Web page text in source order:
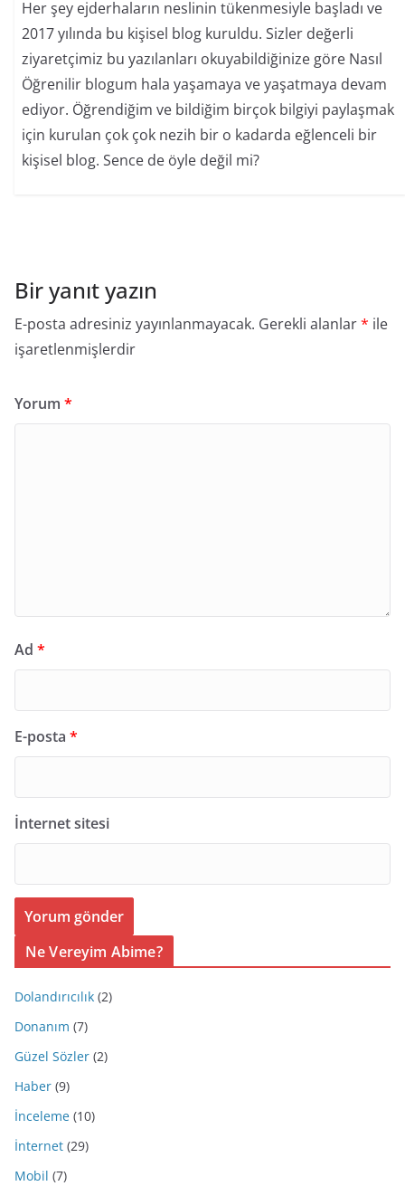
Her şey ejderhaların neslinin tükenmesiyle başladı ve
2017 yılında bu kişisel blog kuruldu. Sizler değerli
ziyaretçimiz bu yazılanları okuyabildiğinize göre Nasıl
Öğrenilir blogum hala yaşamaya ve yaşatmaya devam
ediyor. Öğrendiğim ve bildiğim birçok bilgiyi paylaşmak
için kurulan çok çok nezih bir o kadarda eğlenceli bir
kişisel blog. Sence de öyle değil mi?
Bir yanıt yazın
E-posta adresiniz yayınlanmayacak. Gerekli alanlar* ile
işaretlenmişlerdir
Yorum *
Ad *
E-posta *
İnternet sitesi
Ne Vereyim Abime?
Dolandırıcılık (2)
Donanım (7)
Güzel Sözler (2)
Haber (9)
İnceleme (10)
İnternet (29)
Mobil (7)